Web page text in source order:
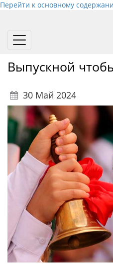
Перейти к основному
Toggle
Выпускной
30 Май 2024